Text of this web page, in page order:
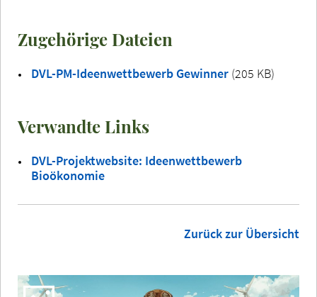
Zugehörige Dateien
DVL-PM-Ideenwettbewerb Gewinner (205 KB)
Verwandte Links
DVL-Projektwebsite: Ideenwettbewerb
Bioökonomie
Zurück zur Übersicht